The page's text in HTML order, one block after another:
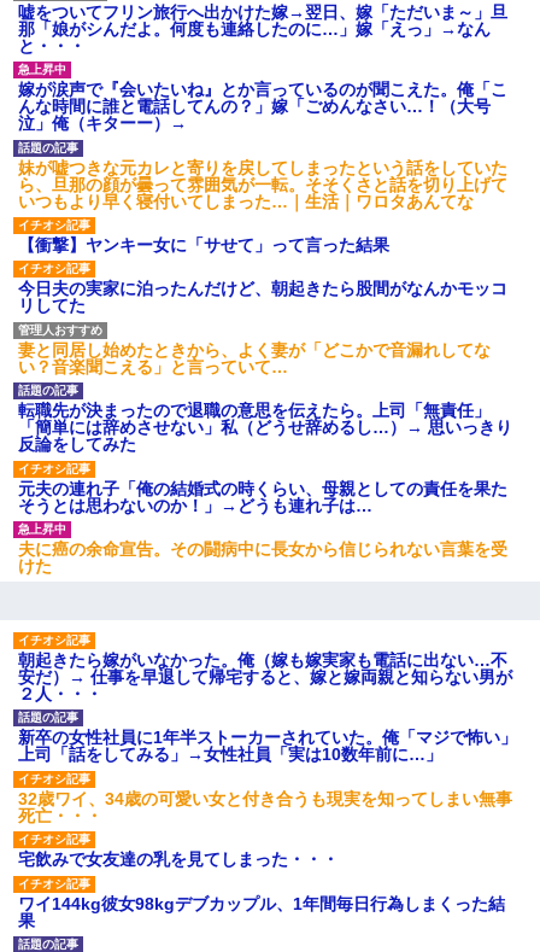
17年飼っていた犬が亡くなった。鼻水垂らし嗚咽する私に、猫が
近づいて頭突きをしてきて…
嘘をついてフリン旅行へ出かけた嫁→翌日、嫁「ただいま～」旦
那「娘がシんだよ。何度も連絡したのに…」嫁「えっ」→なん
と・・・
嫁が涙声で『会いたいね』とか言っているのが聞こえた。俺「こ
んな時間に誰と電話してんの？」嫁「ごめんなさい…！（大号
泣」俺（キターー）→
妹が嘘つきな元カレと寄りを戻してしまったという話をしていた
ら、旦那の顔が曇って雰囲気が一転。そそくさと話を切り上げて
いつもより早く寝付いてしまった…｜生活｜ワロタあんてな
【衝撃】ヤンキー女に「サせて」って言った結果
今日夫の実家に泊ったんだけど、朝起きたら股間がなんかモッコ
リしてた
妻と同居し始めたときから、よく妻が「どこかで音漏れしてな
い？音楽聞こえる」と言っていて…
転職先が決まったので退職の意思を伝えたら。上司「無責任」
「簡単には辞めさせない」私（どうせ辞めるし…）→ 思いっきり
反論をしてみた
元夫の連れ子「俺の結婚式の時くらい、母親としての責任を果た
そうとは思わないのか！」→どうも連れ子は…
夫に癌の余命宣告。その闘病中に長女から信じられない言葉を受
けた
朝起きたら嫁がいなかった。俺（嫁も嫁実家も電話に出ない…不
安だ）→ 仕事を早退して帰宅すると、嫁と嫁両親と知らない男が
２人・・・
新卒の女性社員に1年半ストーカーされていた。俺「マジで怖い」
上司「話をしてみる」→女性社員「実は10数年前に…」
32歳ワイ、34歳の可愛い女と付き合うも現実を知ってしまい無事
死亡・・・
宅飲みで女友達の乳を見てしまった・・・
ワイ144kg彼女98kgデブカップル、1年間毎日行為しまくった結
果